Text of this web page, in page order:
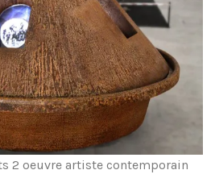
2 oeuvre artiste contemporain